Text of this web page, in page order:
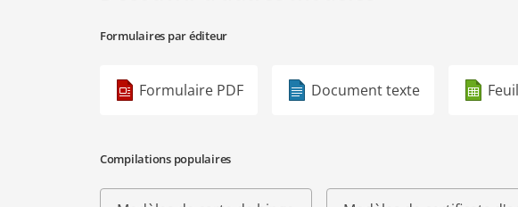
Formulaires par éditeur
Formulaire PDF Document texte
Compilations populaires